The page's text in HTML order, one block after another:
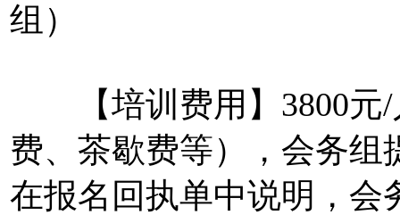
组）
【培训费用】3800元/
费、茶歇费等），会务组
在报名回执单中说明，会